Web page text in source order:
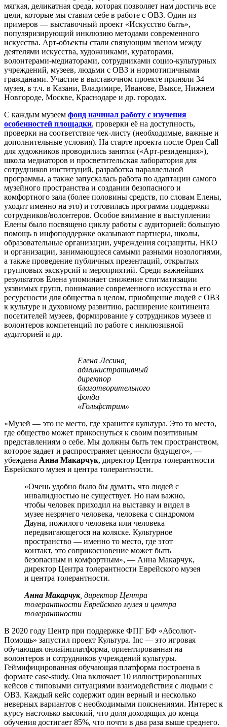
мягкая, деликатная среда, которая позволяет нам достичь все
цели, которые мы ставим себе в работе с ОВЗ. Один из
примеров — выставочный проект «Искусство быть»,
популяризирующий инклюзию методами современного
искусства. Арт-объекты стали связующим звеном между
деятелями искусства, художниками, кураторами,
волонтерами-медиаторами, сотрудниками социо-культурных
учреждений, музеев, людьми с ОВЗ и нормотипичными
гражданами. Участие в выставочном проекте приняли 34
музея, в т.ч. в Казани, Владимире, Иванове, Выксе, Нижнем
Новгороде, Москве, Краснодаре и др. городах.
С каждым музеем фонд начинал работу с изучения
особенностей площадки, проверки её на доступность,
проверки на соответствие чек-листу (необходимые, важные и
дополнительные условия). На старте проекта после Open Call
для художников проводились занятия («Арт-резиденция»),
школа медиаторов и просветительская лаборатория для
сотрудников институций, разработка параллельной
программы, а также запускалась работа по адаптации самого
музейного пространства и создании безопасного и
комфортного зала (более половины средств, по словам Елены,
уходит именно на это) и готовилась программа поддержки
сотрудников/волонтеров. Особое внимание в выступлении
Елены было посвящено циклу работы с аудиторией: большую
помощь в инфоподдержке оказывают партнеры, школы,
образовательные организации, учреждения соцзащиты, НКО
и организации, занимающиеся самыми разными нозологиями,
а также проведение публичных презентаций, открытых
групповых экскурсий и мероприятий. Среди важнейших
результатов Елена упоминает снижение стигматизации
уязвимых групп, понимание современного искусства и его
ресурсности для общества в целом, приобщение людей с ОВЗ
к культуре и духовному развитию, расширение континента
посетителей музеев, формирование у сотрудников музеев и
волонтеров компетенций по работе с инклюзивной
аудиторией и др.
Елена Лесина,
административный
директор
благотворительного
фонда
«Гольфстрим»
«Музей — это не место, где хранится культура. Это то место,
где общество может прикоснуться к своим позитивным
представлениям о себе. Мы должны быть тем пространством,
которое задает и распространяет ценности будущего», —
убеждена Анна Макарчук, директор Центра толерантности
Еврейского музея и центра толерантности.
«Очень удобно было бы думать, что людей с
инвалидностью не существует. Но нам важно,
чтобы человек приходил на выставку и видел в
музее незрячего человека, человека с синдромом
Дауна, пожилого человека или человека
передвигающегося на коляске. Культурное
пространство — именно то место, где этот
контакт, это соприкосновение может быть
безопасным и комфортным», — Анна Макарчук,
директор Центра толерантности Еврейского музея
и центра толерантности.
Анна Макарчук, директор Центра
толерантности Еврейского музея и центра
толерантности
В 2020 году Центр при поддержке ФПГ БФ «Абсолют-
Помощь» запустил проект Культура. Inc — это игровая
обучающая онлайнплатформа, ориентированная на
волонтеров и сотрудников учреждений культуры.
Геймифицированная обучающая платформа построена в
формате case-study. Она включает 10 иллюстрированных
кейсов с типовыми ситуациями взаимодействия с людьми с
ОВЗ. Каждый кейс содержит один верный и несколько
неверных вариантов с необходимыми пояснениями. Интерес к
курсу настолько высокий, что доля доходящих до конца
обучения достигает 85%, что почти в два раза выше среднего.